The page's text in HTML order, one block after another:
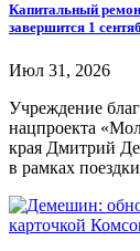
Капитальный
завершится 1
Июл 31, 2026
Учреждение
нацпроекта
края Дмитрий
в рамках